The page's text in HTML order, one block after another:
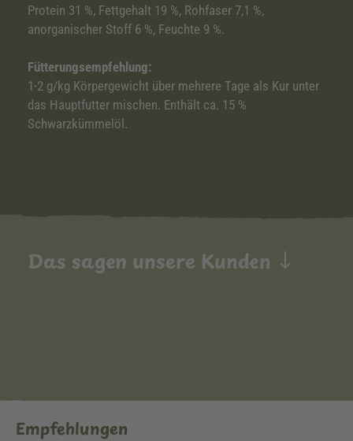
Protein 31 %, Fettgehalt 19 %, Rohfaser 7,1 %,
anorganischer Stoff 6 %, Feuchte 9 %.
Fütterungsempfehlung:
1-2 g/kg Körpergewicht über mehrere Tage als Kur unter
das Hauptfutter mischen. Enthält ca. 15 %
Schwarzkümmelöl.
Das sagen unsere Kunden
Empfehlungen